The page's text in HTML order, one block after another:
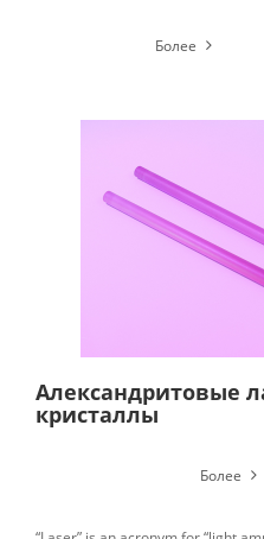
Более
Александритовые
кристаллы
Более